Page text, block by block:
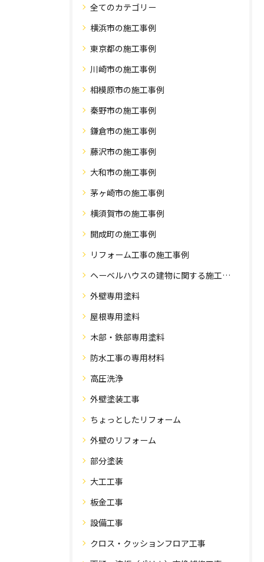
全てのカテゴリー
横浜市の施工事例
東京都の施工事例
川崎市の施工事例
相模原市の施工事例
秦野市の施工事例
鎌倉市の施工事例
藤沢市の施工事例
大和市の施工事例
茅ヶ崎市の施工事例
横須賀市の施工事例
開成町の施工事例
リフォーム工事の施工事例
ヘーベルハウスの建物に関する施工事例
外壁専用塗料
屋根専用塗料
木部・鉄部専用塗料
防水工事の専用材料
高圧洗浄
外壁塗装工事
ちょっとしたリフォーム
外壁のリフォーム
部分塗装
大工工事
板金工事
設備工事
クロス・クッションフロア工事